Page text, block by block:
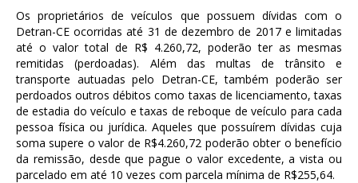
Os proprietários de veículos que possuem dívidas com o
Detran-CE ocorridas até 31 de dezembro de 2017 e limitadas
até o valor total de R$ 4.260,72, poderão ter as mesmas
remitidas (perdoadas). Além das multas de trânsito e
transporte autuadas pelo Detran-CE, também poderão ser
perdoados outros débitos como taxas de licenciamento, taxas
de estadia do veículo e taxas de reboque de veículo para cada
pessoa física ou jurídica. Aqueles que possuírem dívidas cuja
soma supere o valor de R$4.260,72 poderão obter o benefício
da remissão, desde que pague o valor excedente, a vista ou
parcelado em até 10 vezes com parcela mínima de R$255,64.